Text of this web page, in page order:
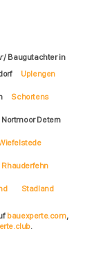
/ Baugutachter in
Uplengen
Schortens
Nortmoor Detern
Rhauderfehn
Stadland
bauexperte.com,
.